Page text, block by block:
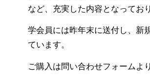
など、充実した内容となってお
学会員には昨年末に送付し、新
ています。
ご購入は問い合わせフォームよ